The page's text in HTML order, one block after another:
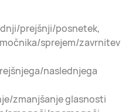
prejšnji/posnetek,
sprejem/zavrnitev
naslednjega
zmanjšanje glasnosti